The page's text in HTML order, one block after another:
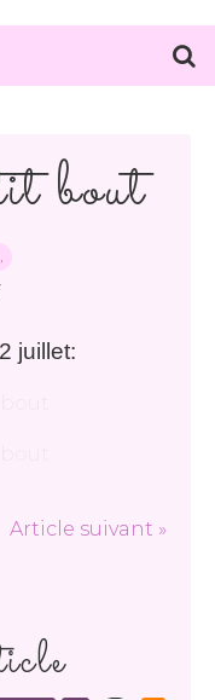
bout
juillet:
Article suivant »